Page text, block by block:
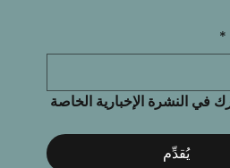
*
يُقدِّم